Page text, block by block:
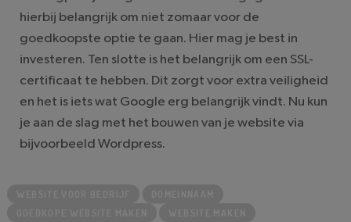
hierbij belangrijk om niet zomaar voor de
goedkoopste optie te gaan. Hier mag je best in
investeren. Ten slotte is het belangrijk om een SSL-
certificaat te hebben. Dit zorgt voor extra veiligheid
en het is iets wat Google erg belangrijk vindt. Nu kun
je aan de slag met het bouwen van je website via
bijvoorbeeld Wordpress.